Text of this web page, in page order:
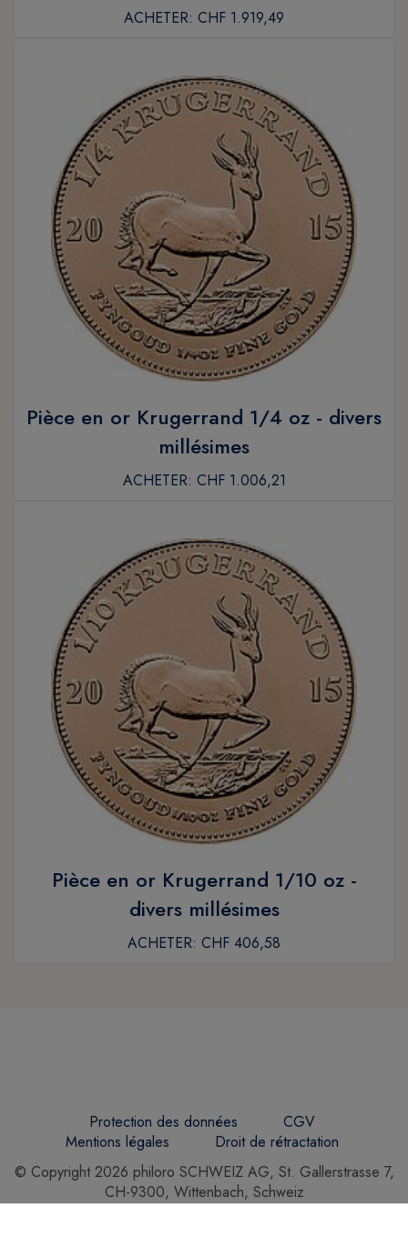
ACHETER: CHF 1.919,49
Pièce en or Krugerrand 1/4 oz - divers
millésimes
ACHETER: CHF 1.006,21
Pièce en or Krugerrand 1/10 oz -
divers millésimes
ACHETER: CHF 406,58
Protection des données
CGV
Mentions légales
Droit de rétractation
© Copyright 2026 philoro SCHWEIZ AG, St. Gallerstrasse 7,
CH-9300, Wittenbach, Schweiz